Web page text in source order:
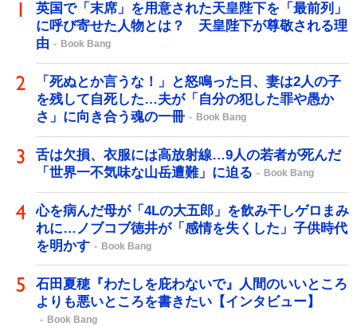
英国で「末席」を用意された天皇陛下を「最前列」
に呼び寄せた人物とは？ 天皇陛下が尊敬される理
由
Book Bang
「死ぬとか言うな！」と怒鳴った日、妻は2人の子
を残して自死した…夫が「自分の犯した罪や愚か
さ」に向き合う魂の一冊
Book Bang
舌は欠損、衣服には高放射線…9人の若者が死んだ
「世界一不気味な山岳遭難」に迫る
Book Bang
心を病んだ母が「4Lの大五郎」を飲み干しゲロまみ
れに…ノブコブ徳井が「感情を失くした」子供時代
を明かす
Book Bang
石田夏穂『わたしを庇わないで』人間のいいところ
よりも悪いところを書きたい【インタビュー】
Book Bang